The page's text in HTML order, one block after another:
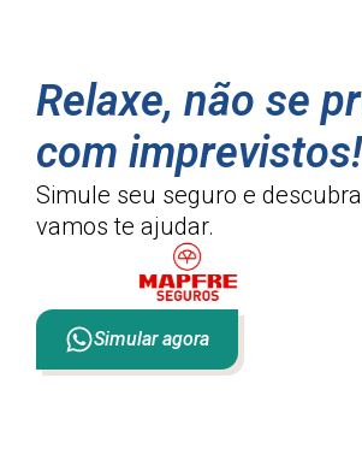
Relaxe, não se
com imprevistos!
Simule seu seguro e
vamos te ajudar.
Simular agora